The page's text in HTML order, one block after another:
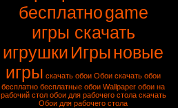
бесплатноgame
игры скачать
игрушки Игрыновые
игры скачать обои Обои скачать обои
бесплатно бесплатные обои Wallpaper обои на
рабочий стол обои для рабочего стола скачать
Обои для рабочего стола